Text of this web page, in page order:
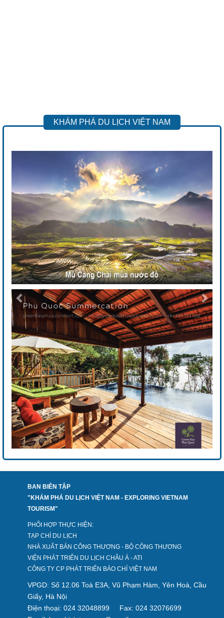
KHÁM PHÁ DU LỊCH VIỆT NAM
BAN BIÊN TẬP
"KHÁM PHÁ DU LỊCH VIỆT NAM - EXPLORING VIETNAM
TOURISM"
PHỐI HỢP THỰC HIỆN:
TẠP CHÍ DU LỊCH
NHÀ XUẤT BẢN CÔNG THƯƠNG - BỘ CÔNG THƯƠNG
VIỆN PHÁT TRIỂN DU LỊCH CHÂU Á - ATI
CÔNG TY CP PHÁT TRIỂN BÁO CHÍ VIỆT NAM
VPGD: Số 12.06 Toà E3A, Vũ Phạm Hàm, Yên Hoà, Cầu
Giấy, Hà Nội
Điện thoại: 024 32048899
Fax: 024 32076699